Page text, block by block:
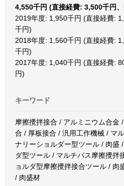
4,550千円 (直接経費: 3,500千円
2019年度: 1,950千円 (直接経費:
千円)
2018年度: 1,560千円 (直接経費:
千円)
2017年度: 1,040千円 (直接経費:
円)
キーワード
摩擦攪拌接合 / アルミニウム合金
合 / 厚板接合 / 汎用工作機械 / マ
ナリーショルダー型ツール / 肉盛
ダ型ツール / マルチパス摩擦攪拌
ョルダ型摩擦攪拌接合ツール / 肉
/ 肉盛材